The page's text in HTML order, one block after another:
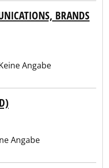
BRANDS
Angabe
Angabe